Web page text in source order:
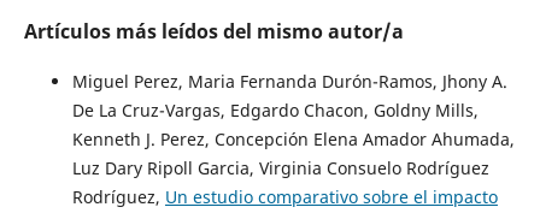
Artículos más leídos del mismo autor/a
Miguel Perez, Maria Fernanda Durón-Ramos, Jhony A.
De La Cruz-Vargas, Edgardo Chacon, Goldny Mills,
Kenneth J. Perez, Concepción Elena Amador Ahumada,
Luz Dary Ripoll Garcia, Virginia Consuelo Rodríguez
Rodríguez, Un estudio comparativo sobre el impacto